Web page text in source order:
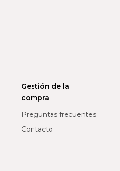
Gestión de la
compra
Preguntas frecuentes
Contacto